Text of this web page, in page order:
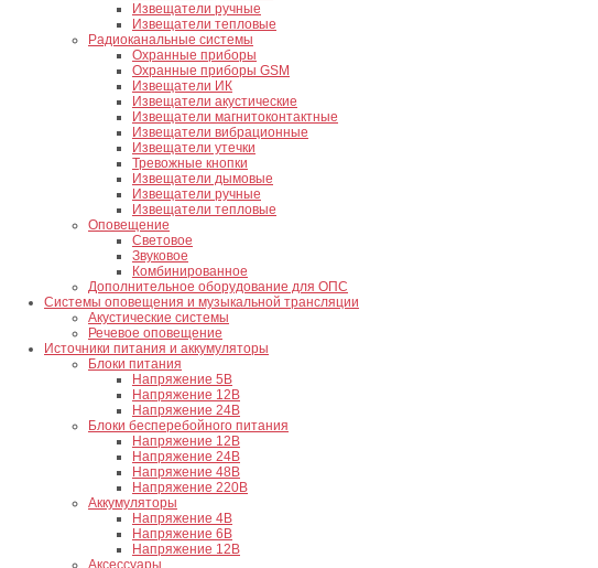
Извещатели ручные
Извещатели тепловые
Радиоканальные системы
Охранные приборы
Охранные приборы GSM
Извещатели ИК
Извещатели акустические
Извещатели магнитоконтактные
Извещатели вибрационные
Извещатели утечки
Тревожные кнопки
Извещатели дымовые
Извещатели ручные
Извещатели тепловые
Оповещение
Световое
Звуковое
Комбинированное
Дополнительное оборудование для ОПС
Системы оповещения и музыкальной трансляции
Акустические системы
Речевое оповещение
Источники питания и аккумуляторы
Блоки питания
Напряжение 5В
Напряжение 12В
Напряжение 24В
Блоки бесперебойного питания
Напряжение 12В
Напряжение 24В
Напряжение 48В
Напряжение 220В
Аккумуляторы
Напряжение 4В
Напряжение 6В
Напряжение 12В
Аксессуары